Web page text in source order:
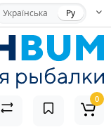
Українська Ру
0